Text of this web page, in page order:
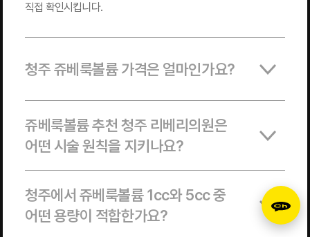
직접 확인시킵니다.
청주 쥬베룩볼륨 가격은 얼마인가요?
쥬베룩볼륨 추천 청주 리베리의원은
어떤 시술 원칙을 지키나요?
청주에서 쥬베룩볼륨 1cc와 5cc 중
어떤 용량이 적합한가요?